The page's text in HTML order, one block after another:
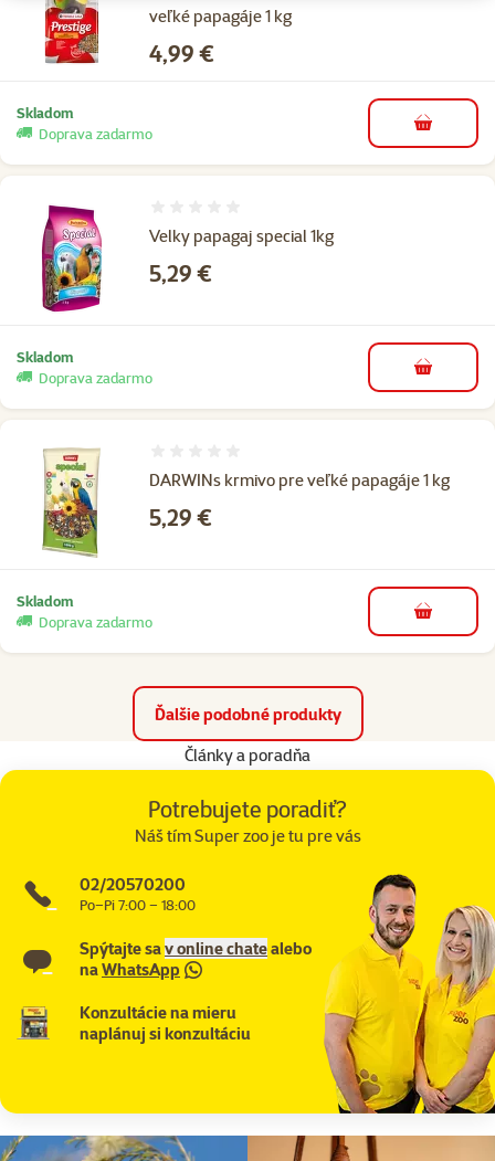
veľké papagáje 1 kg
Cena
4,99 €
Skladom
Doprava zadarmo
do košíka
Velky papagaj special 1kg
Cena
5,29 €
Skladom
Doprava zadarmo
do košíka
DARWINs krmivo pre veľké papagáje 1 kg
Cena
5,29 €
Skladom
Doprava zadarmo
do košíka
Ďalšie podobné produkty
Články a poradňa
Potrebujete poradiť?
Náš tím Super zoo je tu pre vás
02/20570200
Po–Pi 7:00 – 18:00
Spýtajte sav online chatealebo
naWhatsApp
Konzultácie na mieru
naplánuj si konzultáciu